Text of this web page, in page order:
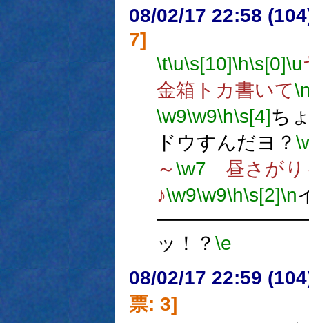
08/02/17 22:58
7]
\t\u\s[10]\h\s[0]\u
金箱トカ書いて
\w9\w9\h\s[4]ち
ドウすんだヨ？
～\w7 昼さがり
♪\w9\w9\h\s[2]\n
ッ！？ \e
08/02/17 22:59
票: 3]